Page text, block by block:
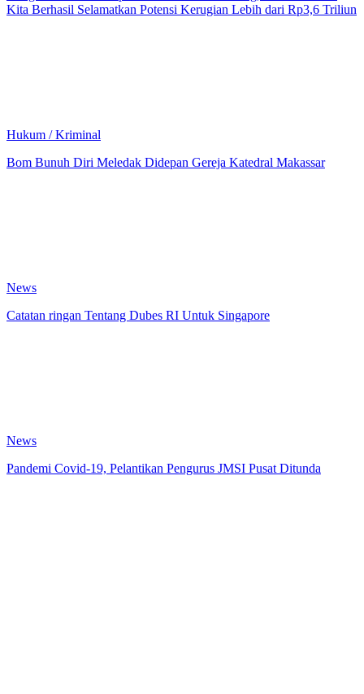
Kita Berhasil Selamatkan Potensi Kerugian Lebih dari Rp3,6 Triliun
Hukum / Kriminal
Bom Bunuh Diri Meledak Didepan Gereja Katedral Makassar
News
Catatan ringan Tentang Dubes RI Untuk Singapore
News
Pandemi Covid-19, Pelantikan Pengurus JMSI Pusat Ditunda